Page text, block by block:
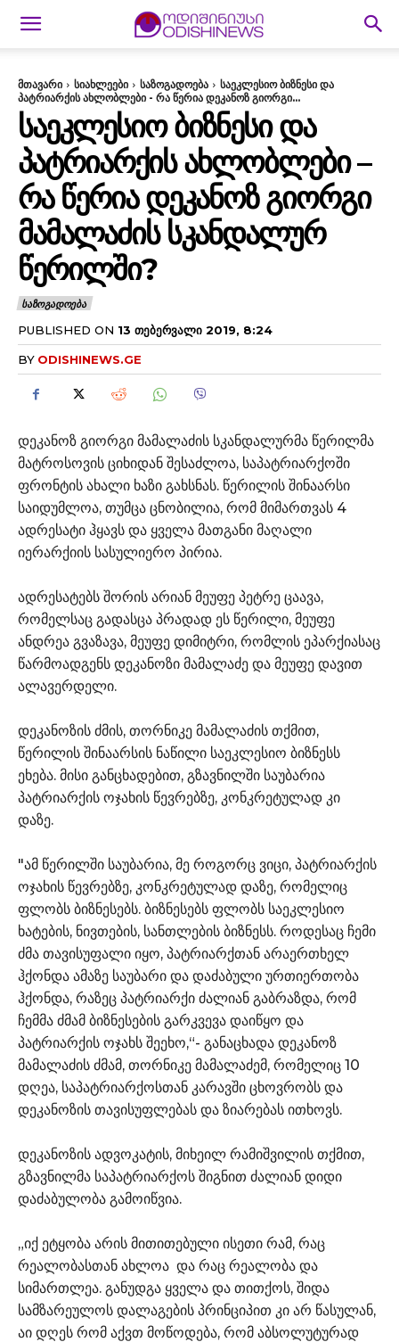
მთავარი სიახლეები საზოგადოება
საეკლესიო ბიზნესი და
პატრიარქის ახლობლები - რა წერია დეკანოზ გიორგი...
ᲡᲐᲔᲙᲚᲔᲡᲘᲝ ᲑᲘᲖᲜᲔᲡᲘ ᲓᲐ
ᲞᲐᲢᲠᲘᲐᲠᲥᲘᲡ ᲐᲮᲚᲝᲑᲚᲔᲑᲘ –
ᲠᲐ ᲬᲔᲠᲘᲐ ᲓᲔᲙᲐᲜᲝᲖ ᲒᲘᲝᲠᲒᲘ
ᲛᲐᲛᲐᲚᲐᲫᲘᲡ ᲡᲙᲐᲜᲓᲐᲚᲣᲠ
ᲬᲔᲠᲘᲚᲨᲘ?
ᲡᲐᲖᲝᲒᲐᲓᲝᲔᲑᲐ
PUBLISHED ON 13 ᲗᲔᲑᲔᲠᲕᲐᲚᲘ 2019, 8:24
BY ODISHINEWS.GE
დეკანოზ გიორგი მამალაძის სკანდალურმა წერილმა
მატროსოვის ციხიდან შესაძლოა, საპატრიარქოში
ფრონტის ახალი ხაზი გახსნას. წერილის შინაარსი
საიდუმლოა, თუმცა ცნობილია, რომ მიმართვას 4
ადრესატი ჰყავს და ყველა მათგანი მაღალი
იერარქიის სასულიერო პირია.
ადრესატებს შორის არიან მეუფე პეტრე ცაავა,
რომელსაც გადასცა პრადად ეს წერილი, მეუფე
ანდრეა გვაზავა, მეუფე დიმიტრი, რომლის ეპარქიასაც
წარმოადგენს დეკანოზი მამალაძე და მეუფე დავით
ალავერდელი.
დეკანოზის ძმის, თორნიკე მამალაძის თქმით,
წერილის შინაარსის ნაწილი საეკლესიო ბიზნესს
ეხება. მისი განცხადებით, გზავნილში საუბარია
პატრიარქის ოჯახის წევრებზე, კონკრეტულად კი
დაზე.
"ამ წერილში საუბარია, მე როგორც ვიცი, პატრიარქის
ოჯახის წევრებზე, კონკრეტულად დაზე, რომელიც
ფლობს ბიზნესებს. ბიზნესებს ფლობს საეკლესიო
ხატების, ნივთების, სანთლების ბიზნესს. როდესაც ჩემი
ძმა თავისუფალი იყო, პატრიარქთან არაერთხელ
ჰქონდა ამაზე საუბარი და დაძაბული ურთიერთობა
ჰქონდა, რაზეც პატრიარქი ძალიან გაბრაზდა, რომ
ჩემმა ძმამ ბიზნესების გარკვევა დაიწყო და
პატრიარქის ოჯახს შეეხო,“- განაცხადა დეკანოზ
მამალაძის ძმამ, თორნიკე მამალაძემ, რომელიც 10
დღეა, საპატრიარქოსთან კარავში ცხოვრობს და
დეკანოზის თავისუფლებას და ზიარებას ითხოვს.
დეკანოზის ადვოკატის, მიხეილ რამიშვილის თქმით,
გზავნილმა საპატრიარქოს შიგნით ძალიან დიდი
დაძაბულობა გამოიწვია.
„იქ ეტყობა არის მითითებული ისეთი რამ, რაც
რეალობასთან ახლოა და რაც რეალობა და
სიმართლეა. განუდგა ყველა და თითქოს, შიდა
სამზარეულოს დალაგების პრინციპით კი არ წასულან,
აი დღეს რომ აქვთ მოწოდება, რომ აბსოლუტურად